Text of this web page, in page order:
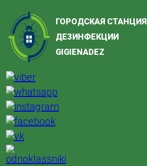
ГОРОДСКАЯ СТАНЦИЯ
ДЕЗИНФЕКЦИИ
GIGIENADEZ